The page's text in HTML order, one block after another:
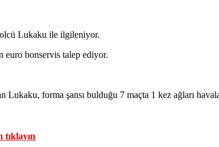
Lukaku ile ilgileniyor.
euro bonservis talep ediyor.
Lukaku, forma şansı bulduğu 7 maçta 1 kez ağları